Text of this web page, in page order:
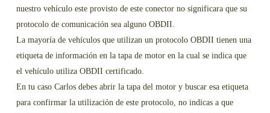
nuestro vehículo este provisto de este conector no significara que su
protocolo de comunicación sea alguno OBDII.
La mayoría de vehículos que utilizan un protocolo OBDII tienen una
etiqueta de información en la tapa de motor en la cual se indica que
el vehículo utiliza OBDII certificado.
En tu caso Carlos debes abrir la tapa del motor y buscar esa etiqueta
para confirmar la utilización de este protocolo, no indicas a que